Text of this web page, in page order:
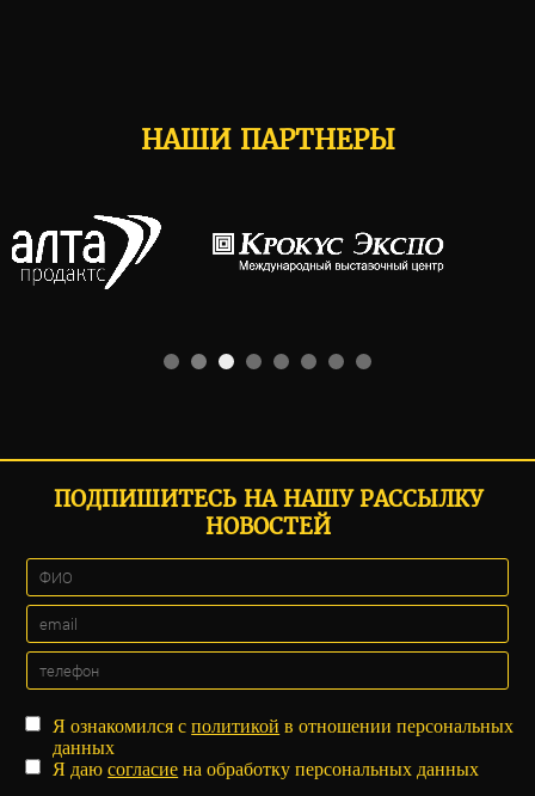
НАШИ ПАРТНЕРЫ
ПОДПИШИТЕСЬ НА НАШУ РАССЫЛКУ
НОВОСТЕЙ
Я ознакомился сполитикой в отношении персональных
данных
Я даюсогласие на обработку персональных данных